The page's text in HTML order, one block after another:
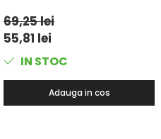
69,25 lei
55,81 lei
IN STOC
Adauga in cos